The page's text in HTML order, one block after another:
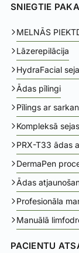
SNIEGTIE
MELNĀS
Lāzerepilācija
HydraFacial
Ādas pīlingi
Pīlings ar
Kompleksā
PRX-T33 ādas
DermaPen
Ādas
Profesionāla
Manuālā
PACIENTU